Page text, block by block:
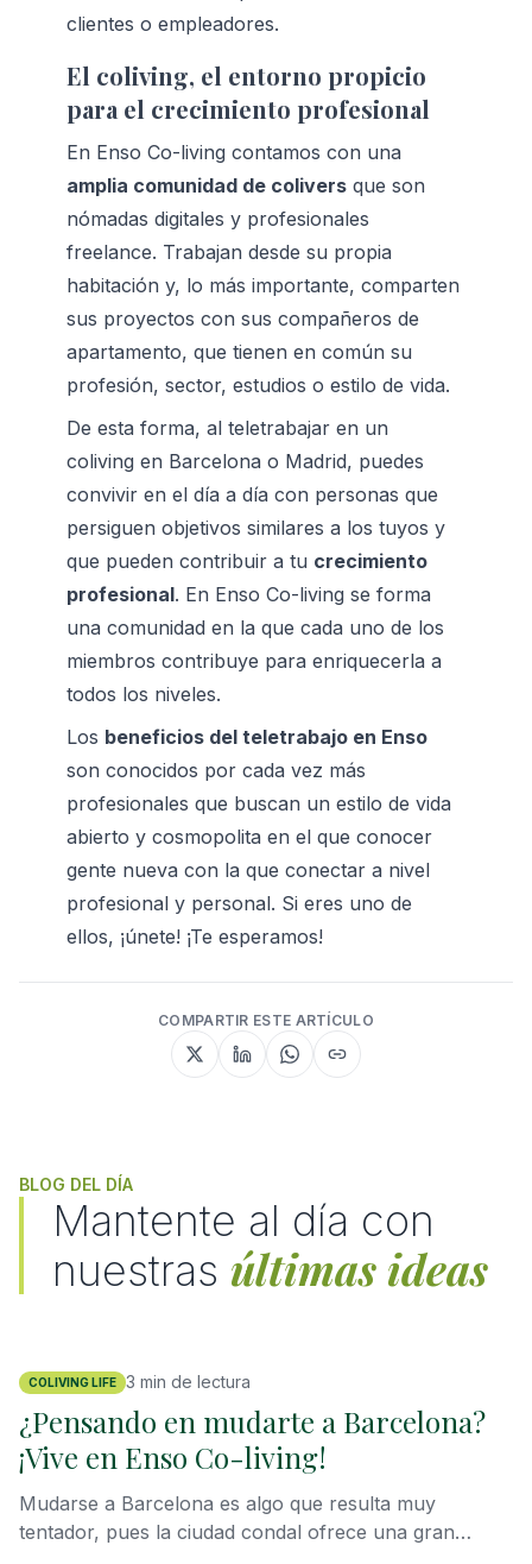
COMPARTIR ESTE ARTÍCULO
clientes o empleadores.
El coliving, el entorno propicio
para el crecimiento profesional
En Enso Co-living contamos con una
amplia comunidad de colivers que son
nómadas digitales y profesionales
freelance. Trabajan desde su propia
habitación y, lo más importante, comparten
sus proyectos con sus compañeros de
apartamento, que tienen en común su
profesión, sector, estudios o estilo de vida.
De esta forma, al teletrabajar en un
coliving en Barcelona o Madrid, puedes
convivir en el día a día con personas que
persiguen objetivos similares a los tuyos y
que pueden contribuir a tu crecimiento
profesional. En Enso Co-living se forma
una comunidad en la que cada uno de los
miembros contribuye para enriquecerla a
todos los niveles.
Los beneficios del teletrabajo en Enso
son conocidos por cada vez más
profesionales que buscan un estilo de vida
abierto y cosmopolita en el que conocer
gente nueva con la que conectar a nivel
profesional y personal. Si eres uno de
ellos, ¡únete! ¡Te esperamos!
BLOG DEL DÍA
Mantente al día con
nuestras últimas ideas
COLIVING LIFE 3 min de lectura
¿Pensando en mudarte a Barcelona?
¡Vive en Enso Co-living!
Mudarse a Barcelona es algo que resulta muy
tentador, pues la ciudad condal ofrece una gran